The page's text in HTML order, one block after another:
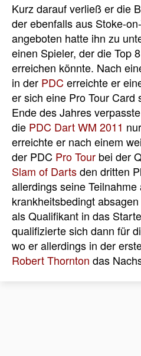
Kurz darauf verließ er die
der ebenfalls aus Stoke-
angeboten hatte ihn zu
einen Spieler, der die Top
erreichen könnte. Nach
in der PDC erreichte er
er sich eine Pro Tour Card
Ende des Jahres
die PDC Dart WM 2011
erreichte er nach einem
der PDC Pro Tour bei der
Slam of Dartsden dritten
allerdings seine
krankheitsbedingt
als Qualifikant in das
qualifizierte sich dann für
wo er allerdings in der
Robert Thornton das